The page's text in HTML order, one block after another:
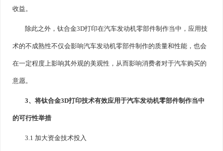
收益。
除此之外，钛合金3D打印在汽车发动机零部件制作当中，应用技
术的不成熟性不仅会影响汽车发动机零部件制作的质量和性能，也会
在一定程度上影响其外观的美观性，从而影响消费者对于汽车购买的
意愿。
3、将钛合金3D打印技术有效应用于汽车发动机零部件制作当中
的可行性举措
3.1 加大资金技术投入